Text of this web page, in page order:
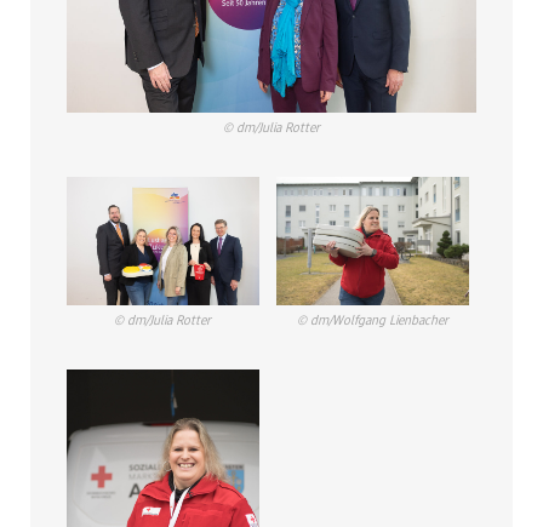
© dm/Julia Rotter
© dm/Julia Rotter © dm/Wolfgang Lienbacher